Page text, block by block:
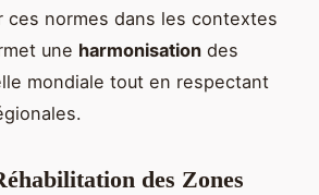
ces normes dans les contextes
une harmonisation des
mondiale tout en respectant
des Zones